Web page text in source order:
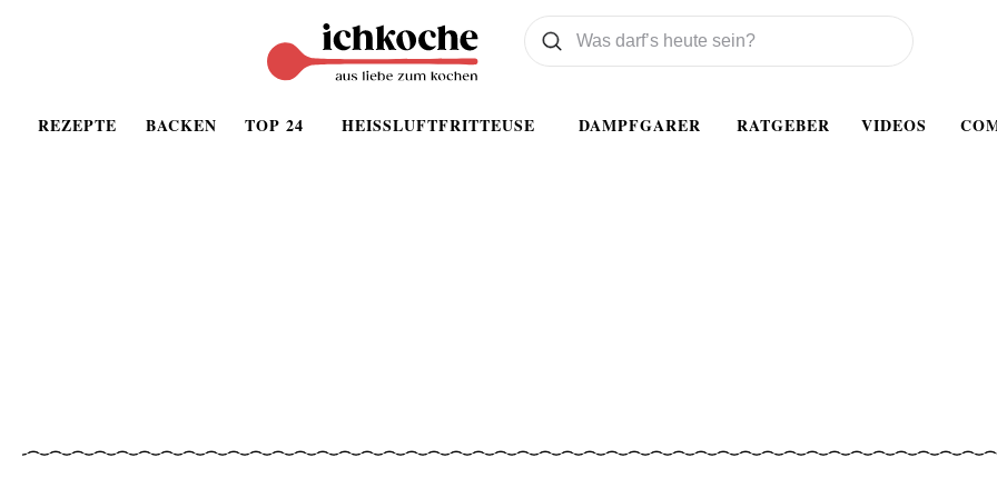
REZEPTE BACKEN TOP 24 HEISSLUFTFRITTEUSE DAMPFGARER RATGEBER VIDEOS
Was wollen Sie suchen
Suchen